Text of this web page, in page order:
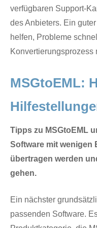
verfügbaren Support-
des Anbieters. Ein
helfen, Probleme
Konvertierungsprozess
MSGtoEML:
Tipps zu MSGtoEML
Software mit wenigen
übertragen werden
gehen.
Ein nächster
passenden Software.